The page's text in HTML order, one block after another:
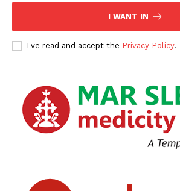
I WANT IN
I've read and accept the Privacy Policy.